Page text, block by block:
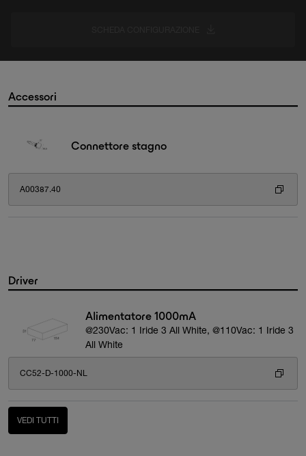
Accessori
Connettore stagno
A00387.40
Driver
Alimentatore 1000mA
@230Vac: 1 Iride 3 All White, @110Vac: 1 Iride 3
All White
CC52-D-1000-NL
VEDI TUTTI